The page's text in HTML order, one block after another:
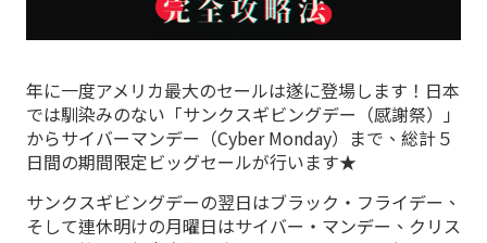
年に一度アメリカ最大のセールは遂に登場します！日本
では馴染みのない「サンクスギビングデー（感謝祭）」
からサイバーマンデー（Cyber Monday）まで、総計５
日間の期間限定ビッグセールが行います★
サンクスギビングデーの翌日はブラック・フライデー、
そして連休明けの月曜日はサイバー・マンデー、クリス